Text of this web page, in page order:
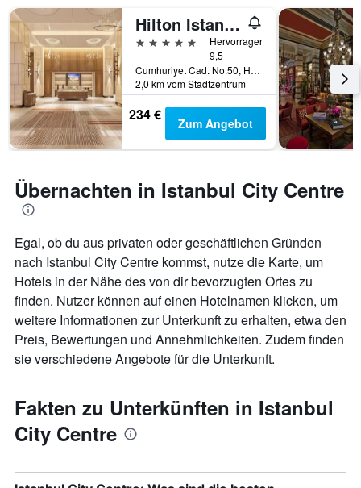
Hilton Istanbul Bosphorus
5 Sterne
Hervorragend
9,5
Cumhuriyet Cad. No:50, Harbiye, Istanbul, Türkei
2,0 km vom Stadtzentrum
234 € Zum Angebot
Übernachten in Istanbul City Centre
Egal, ob du aus privaten oder geschäftlichen Gründen
nach Istanbul City Centre kommst, nutze die Karte, um
Hotels in der Nähe des von dir bevorzugten Ortes zu
finden. Nutzer können auf einen Hotelnamen klicken, um
weitere Informationen zur Unterkunft zu erhalten, etwa den
Preis, Bewertungen und Annehmlichkeiten. Zudem finden
sie verschiedene Angebote für die Unterkunft.
Fakten zu Unterkünften in Istanbul
City Centre